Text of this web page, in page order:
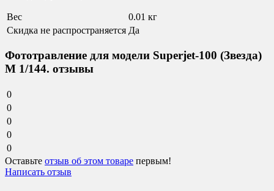
Вес
0.01 кг
Скидка не распространяется Да
Фототравление для модели Superjet-100 (Звезда)
М 1/144. отзывы
0
0
0
0
0
Оставьте отзыв об этом товаре первым!
Написать отзыв